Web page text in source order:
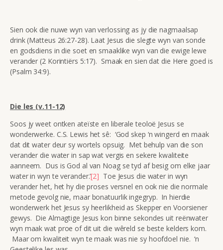
Sien ook die nuwe wyn van verlossing as jy die nagmaalsap
drink (Matteus 26:27-28). Laat Jesus die slegte wyn van sonde
en godsdiens in die soet en smaaklike wyn van die ewige lewe
verander (2 Korintiërs 5:17). Smaak en sien dat die Here goed is
(Psalm 34:9).
Die les (v.11-12)
Soos jy weet ontken ateïste en liberale teoloë Jesus se
wonderwerke. C.S. Lewis het sê: ‘God skep ‘n wingerd en maak
dat dit water deur sy wortels opsuig. Met behulp van die son
verander die water in sap wat vergis en sekere kwaliteite
aanneem. Dus is God al van Noag se tyd af besig om elke jaar
water in wyn te verander.’[2] Toe Jesus die water in wyn
verander het, het hy die proses versnel en ook nie die normale
metode gevolg nie, maar bonatuurlik ingegryp. In hierdie
wonderwerk het Jesus sy heerlikheid as Skepper en Voorsiener
gewys. Die Almagtige Jesus kon binne sekondes uit reënwater
wyn maak wat proe of dit uit die wêreld se beste kelders kom.
Maar om kwaliteit wyn te maak was nie sy hoofdoel nie. ‘n